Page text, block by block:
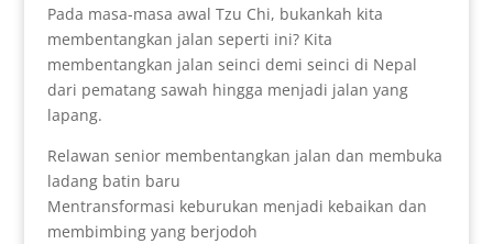
Pada masa-masa awal Tzu Chi, bukankah kita
membentangkan jalan seperti ini? Kita
membentangkan jalan seinci demi seinci di Nepal
dari pematang sawah hingga menjadi jalan yang
lapang.
Relawan senior membentangkan jalan dan membuka
ladang batin baru
Mentransformasi keburukan menjadi kebaikan dan
membimbing yang berjodoh